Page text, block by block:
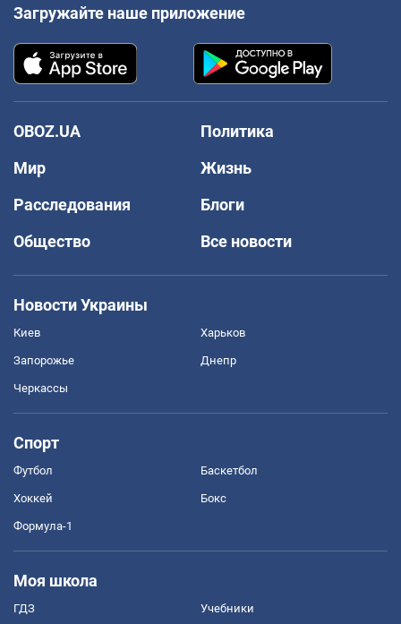
Загружайте наше приложение
OBOZ.UA
Политика
Мир
Жизнь
Расследования
Блоги
Общество
Все новости
Новости Украины
Киев Харьков
Запорожье Днепр
Черкассы
Спорт
Футбол Баскетбол
Хоккей Бокс
Формула-1
Моя школа
ГДЗ Учебники